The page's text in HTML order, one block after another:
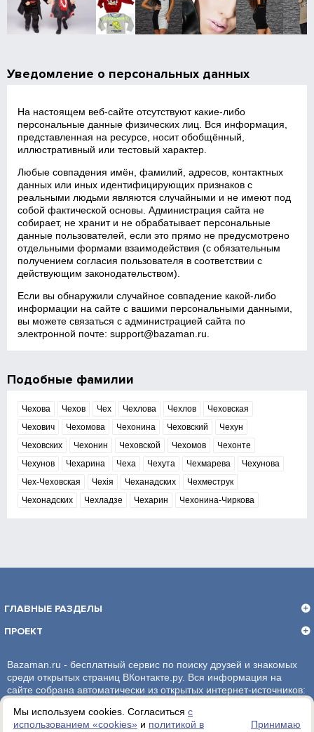
Мы используем cookies. Согласиться с
использованием «сookies» и политикой в
Принимаю
Уведомление о персональных данных
На настоящем веб‑сайте отсутствуют какие‑либо
персональные данные физических лиц. Вся информация,
представленная на ресурсе, носит обобщённый,
иллюстративный или тестовый характер.
Любые совпадения имён, фамилий, адресов, контактных
данных или иных идентифицирующих признаков с
реальными людьми являются случайными и не имеют под
собой фактической основы. Администрация сайта не
собирает, не хранит и не обрабатывает персональные
данные пользователей, если это прямо не предусмотрено
отдельными формами взаимодействия (с обязательным
получением согласия пользователя в соответствии с
действующим законодательством).
Если вы обнаружили случайное совпадение какой‑либо
информации на сайте с вашими персональными данными,
вы можете связаться с администрацией сайта по
электронной почте:support@bazaman.ru
Подобные фамилии
Чехова Чехов Чех Чехлова Чехлов
Чеховская
Чехович
Чехомова Чехонина Чеховский
Чехун
Чеховских
Чехонин Чеховской Чехомов
Чехонте
Чехунов
Чехарина Чеха Чехута Чехмарева
Чехунова
Чех-Чеховская
Чехія Чеханадских
Чехместрук
Чехонадских
Чехладзе Чехарин Чехонина-Чиркова
ГЛАВНЫЕ РАЗДЕЛЫ
ПРОЕКТ
Bazaman.ru - бесплатный сервис по поиску друзей и знакомых
среди открытых страниц ВКонтакте.ру. Вся информация на
сайте собрана автоматически из открытых интернет-источников:
администрация сайта ответственности не несет.